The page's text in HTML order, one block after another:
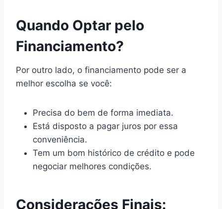
Quando Optar pelo
Financiamento?
Por outro lado, o financiamento pode ser a
melhor escolha se você:
Precisa do bem de forma imediata.
Está disposto a pagar juros por essa
conveniência.
Tem um bom histórico de crédito e pode
negociar melhores condições.
Considerações Finais: